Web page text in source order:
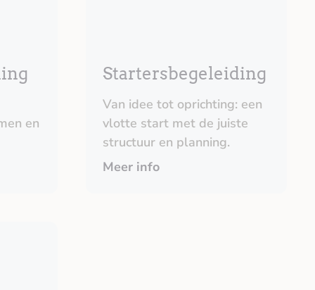
en
Startersbegeleiding
Van idee tot oprichting: een
vlotte start met de juiste
structuur en planning.
Meer info